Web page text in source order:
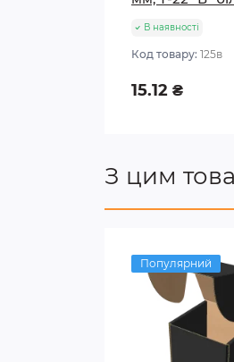
В наявності
Код товару: 125в
15.12 ₴
З цим
Популярний